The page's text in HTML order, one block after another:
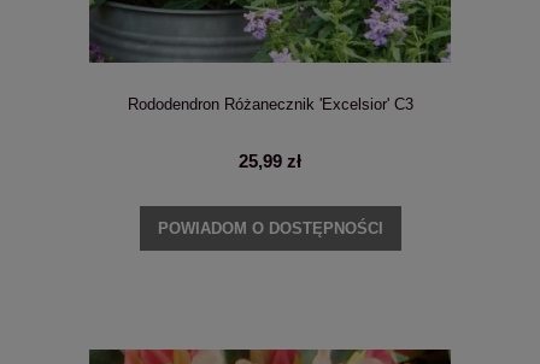
Rododendron Różanecznik 'Excelsior' C3
25,99 zł
POWIADOM O DOSTĘPNOŚCI